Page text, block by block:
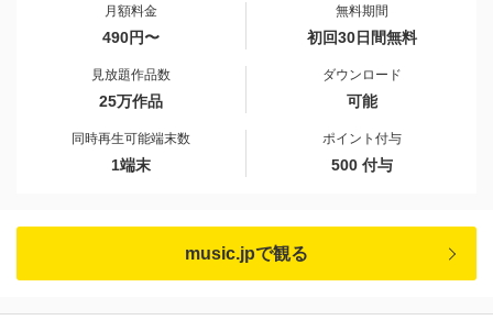
月額料金
490円〜
無料期間
初回30日間無料
見放題作品数
25万作品
ダウンロード
可能
同時再生可能端末数
1端末
ポイント付与
500 付与
music.jpで観る